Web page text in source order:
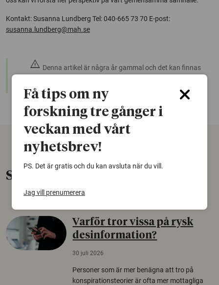
Kontakt: Susanna Lundberg Tel: 040-665 73 70 E-post:
susanna.lundberg@mah.se
warning Denna artikel är några år gammal och det kan finnas
sökfunktion!
Senaste nytt
Varför tror vissa på rysk
desinformation?
30 juli 2026
Personer som är mer benägna att tro på
konspirationsteorier är ofta mer mottagliga
Få tips om ny
forskning tre gånger i
veckan med vårt
nyhetsbrev!
PS. Det är gratis och du kan avsluta när du vill.
Jag vill prenumerera